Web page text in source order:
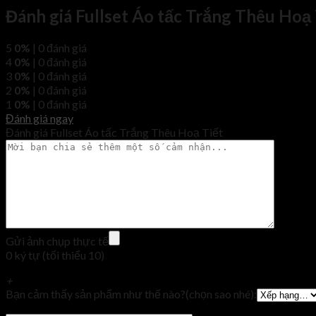
Đánh giá Fullset Áo tấc Trắng Thêu
5 0% | 0 đánh giá
4 0% | 0 đánh giá
3 0% | 0 đánh giá
2 0% | 0 đánh giá
1 0% | 0 đánh giá
Đánh giá ngay
Đánh giá Fullset Áo tấc Trắng Thêu Hoạ Tiết
Gửi ảnh chụp thực tế
0 ký tự (tối thiểu 10)
+
Bạn cảm thấy sản phẩm như thế nào?(chọn sao nhé):